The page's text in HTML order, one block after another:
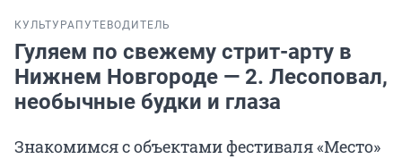
КУЛЬТУРА ПУТЕВОДИТЕЛЬ
Гуляем по свежему стрит-арту в
Нижнем Новгороде — 2. Лесоповал,
необычные будки и глаза
Знакомимся с объектами фестиваля «Место»